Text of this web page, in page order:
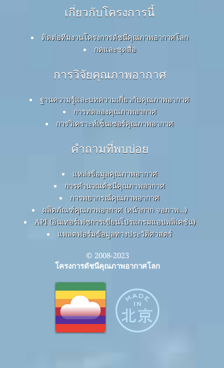
เกี่ยวกับโครงการนี้
ติดต่อทีมงานโครงการดัชนีคุณภาพอากาศโลก
กดและชุดสื่อ
การวิจัยคุณภาพอากาศ
ฐานความรู้และบทความเกี่ยวกับคุณภาพอากาศ
การทดลองคุณภาพอากาศ
การวิเคราะห์เซ็นเซอร์คุณภาพอากาศ
คำถามที่พบบ่อย
แหล่งข้อมูลคุณภาพอากาศ
การคำนวณดัชนีคุณภาพอากาศ
การพยากรณ์คุณภาพอากาศ
ผลิตภัณฑ์คุณภาพอากาศ (หน้ากาก จอภาพ…)
API (อินเทอร์เฟซการเขียนโปรแกรมแอปพลิเคชัน)
แพลตฟอร์มข้อมูลทางประวัติศาสตร์
© 2008-2023
โครงการดัชนีคุณภาพอากาศโลก